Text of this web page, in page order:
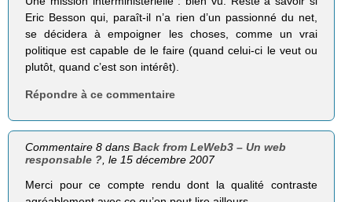
Eric Besson qui, paraît-il n’a rien d’un passionné du net,
se décidera à empoigner les choses, comme un vrai
politique est capable de le faire (quand celui-ci le veut ou
plutôt, quand c’est son intérêt).
Répondre à ce commentaire
Commentaire 8 dansBack from LeWeb3 – Un web
responsable ? , le 15 décembre 2007
Merci pour ce compte rendu dont la qualité contraste